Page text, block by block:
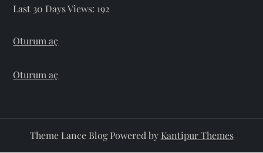
Last 30 Days Views: 192
Oturum aç
Oturum aç
Theme Lance Blog Powered by Kantipur Themes